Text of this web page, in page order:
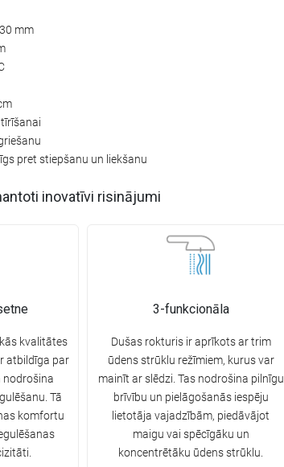
mm
pret stiepšanu un liekšanu
inovatīvi risinājumi
kvalitātes
atbildīga par
nodrošina
Tā
komfortu
3-funkcionāla
Dušas rokturis ir aprīkots ar trim
ūdens strūklu režīmiem, kurus var
mainīt ar slēdzi. Tas nodrošina pilnīgu
brīvību un pielāgošanās iespēju
lietotāja vajadzībām, piedāvājot
maigu vai spēcīgāku un
koncentrētāku ūdens strūklu.